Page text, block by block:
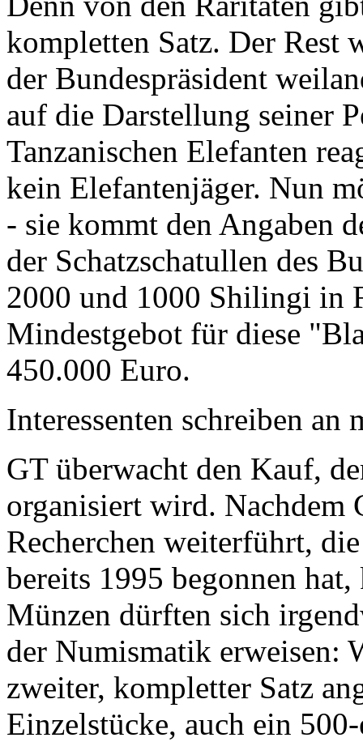
kompletten Satz. Der Rest
der Bundespräsident
auf die Darstellung seiner
Tanzanischen Elefanten
kein Elefantenjäger. Nun
- sie kommt den Angaben
der Schatzschatullen des
2000 und 1000 Shilingi in
Mindestgebot für diese
450.000 Euro.
Interessenten schreiben
GT überwacht den Kauf,
organisiert wird. Nachdem
Recherchen weiterführt,
bereits 1995 begonnen
Münzen dürften sich
der Numismatik erweisen:
zweiter, kompletter Satz
Einzelstücke, auch ein